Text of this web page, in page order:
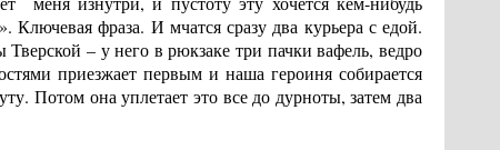
Ключевая фраза. И мчатся сразу два курьера с едой.
– у него в рюкзаке три пачки вафель, ведро
приезжает первым и наша героиня собирается
Потом она уплетает это все до дурноты, затем два